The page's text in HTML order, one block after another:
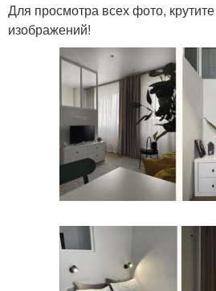
Для просмотра всех фото,
изображений!